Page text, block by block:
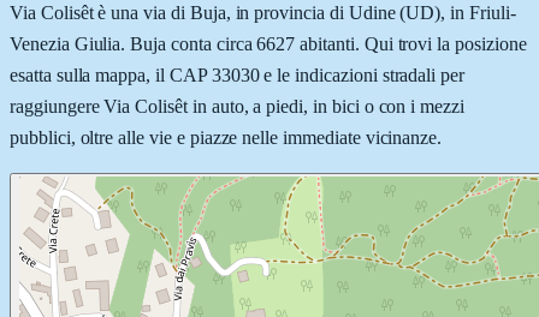
Via Colisêt è una via di Buja, in provincia di Udine (UD), in Friuli-
Venezia Giulia. Buja conta circa 6627 abitanti. Qui trovi la posizione
esatta sulla mappa, il CAP 33030 e le indicazioni stradali per
raggiungere Via Colisêt in auto, a piedi, in bici o con i mezzi
pubblici, oltre alle vie e piazze nelle immediate vicinanze.